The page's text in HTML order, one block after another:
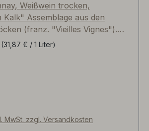
Weißwein trocken,
Kalk" Assemblage aus den
(franz. "Vieilles Vignes").
bei teilweise über
Noten, Mineralität++, eher
Typ, frische Säure, langer,
Hervorragendes Preis-/
(31,87 € / 1 Liter)
MwSt. zzgl. Versandkosten